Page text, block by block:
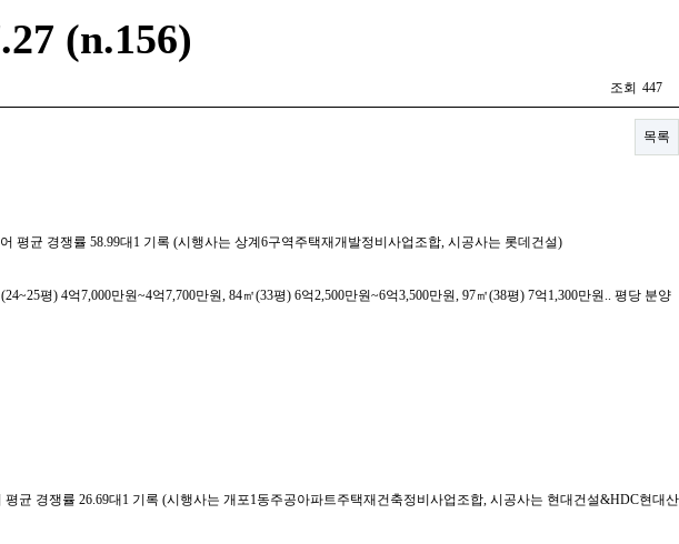
(n.156)
조회 447
목록
평균 경쟁률 58.99대1 기록 (시행사는 상계6구역주택재개발정비사업조합, 시공사는 롯데건설)
평) 4억7,000만원~4억7,700만원, 84㎡(33평) 6억2,500만원~6억3,500만원, 97㎡(38평) 7억1,300만원.. 평당 분양
균 경쟁률 26.69대1 기록 (시행사는 개포1동주공아파트주택재건축정비사업조합, 시공사는 현대건설&HDC현대산